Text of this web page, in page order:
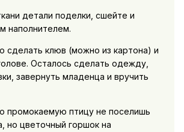
детали поделки, сшейте и
наполнителем.
сделать клюв (можно из картона) и
Осталось сделать одежду,
завернуть младенца и вручить
промокаемую птицу не поселишь
но цветочный горшок на